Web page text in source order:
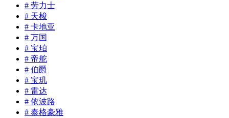
# 劳力士
# 天梭
# 卡地亚
# 万国
# 宝珀
# 帝舵
# 伯爵
# 宝玑
# 雷达
# 依波路
# 泰格豪雅